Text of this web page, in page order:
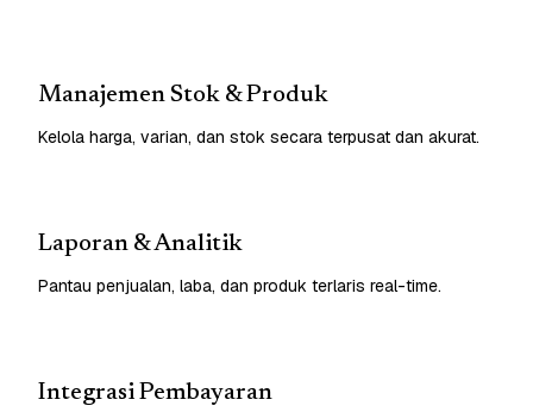
Manajemen Stok & Produk
Kelola harga, varian, dan stok secara terpusat dan akurat.
Laporan & Analitik
Pantau penjualan, laba, dan produk terlaris real-time.
Integrasi Pembayaran